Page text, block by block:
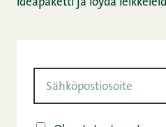
ideapaketti ja löydä